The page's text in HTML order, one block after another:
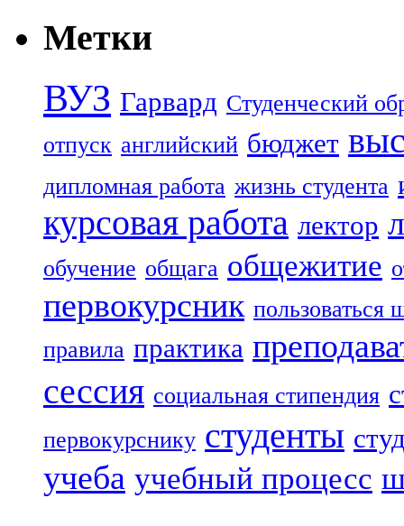
Метки
ВУЗ Гарвард Студенческий
отпуск английский бюджет
дипломная работа жизнь студента
курсовая работа лектор
обучение общага общежитие
первокурсник пользоваться
правила практика
сессия социальная стипендия
первокурснику студенты
учеба учебный процесс